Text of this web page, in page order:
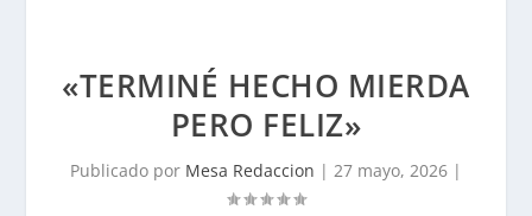
«TERMINÉ HECHO MIERDA
PERO FELIZ»
Publicado por Mesa Redaccion | 27 mayo, 2026 |